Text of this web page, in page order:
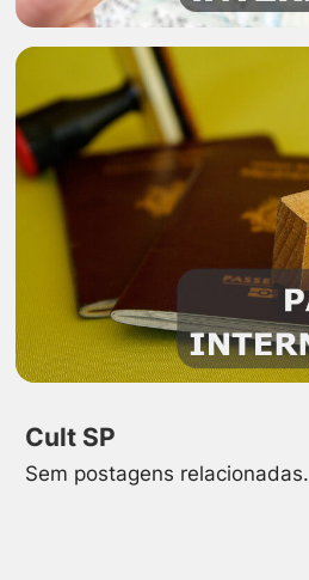
Cult SP
Sem postagens relacionadas.